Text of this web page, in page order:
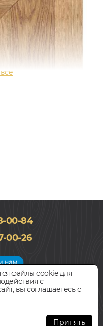
Лак, Рустик
7 400руб.
КУПИТЬ
00-84
00-26
салона
21:00
г. Москва,
9
файлы cookie для
с
вы соглашаетесь с
Принять